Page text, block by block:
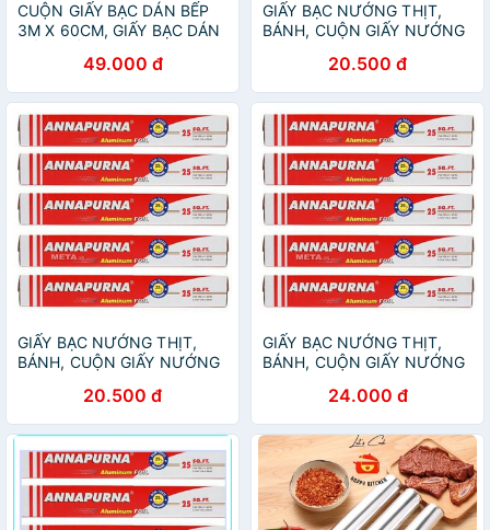
CUỘN GIẤY BẠC DÁN BẾP
3M X 60CM, GIẤY BẠC DÁN
BẾP, GIẤY BẠC CUỘN
49.000 đ
GIẤY BẠC NƯỚNG THỊT,
BÁNH, CUỘN GIẤY NƯỚNG
20.500 đ
GIẤY BẠC NƯỚNG THỊT,
BÁNH, CUỘN GIẤY NƯỚNG
20.500 đ
GIẤY BẠC NƯỚNG THỊT,
BÁNH, CUỘN GIẤY NƯỚNG
24.000 đ